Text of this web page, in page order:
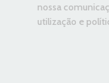
nossa
utilização e